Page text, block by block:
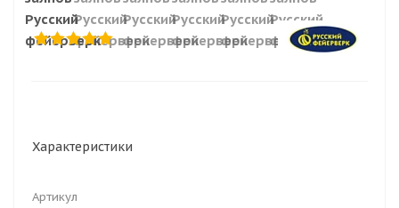
Характеристики
Артикул